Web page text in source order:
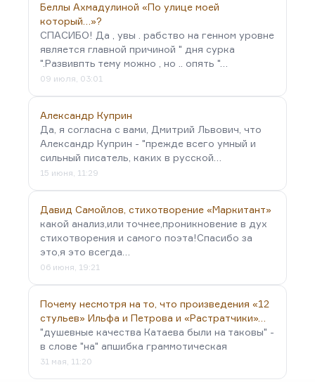
Беллы Ахмадулиной «По улице моей
который…»?
СПАСИБО! Да , увы . рабство на генном уровне
является главной причиной " дня сурка
".Развивпть тему можно , но .. опять "…
09 июля, 03:01
Александр Куприн
Да, я согласна с вами, Дмитрий Львович, что
Александр Куприн - "прежде всего умный и
сильный писатель, каких в русской…
15 июня, 11:29
Давид Самойлов, стихотворение «Маркитант»
какой анализ,или точнее,проникновение в дух
стихотворения и самого поэта!Спасибо за
это,я это всегда…
06 июня, 19:21
Почему несмотря на то, что произведения «12
стульев» Ильфа и Петрова и «Растратчики»…
"душевные качества Катаева были на таковы" -
в слове "на" апшибка граммотическая
31 мая, 11:20